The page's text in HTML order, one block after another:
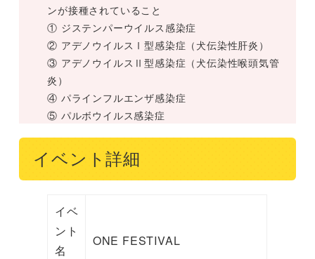
ンが接種されていること
① ジステンパーウイルス感染症
② アデノウイルスⅠ型感染症（犬伝染性肝炎）
③ アデノウイルスⅡ型感染症（犬伝染性喉頭気管
炎）
④ パラインフルエンザ感染症
⑤ パルボウイルス感染症
イベント詳細
イベ
ント
名
ONE FESTIVAL